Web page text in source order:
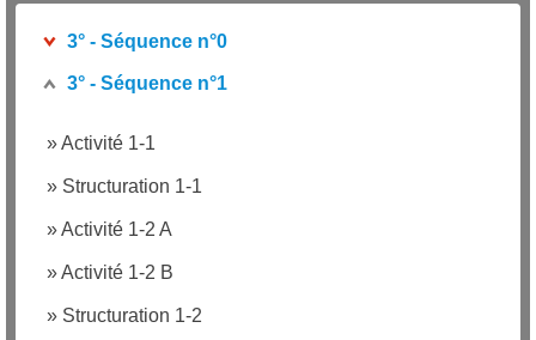
3° - Séquence n°0
3° - Séquence n°1
»Activité 1-1
» Structuration 1-1
»Activité 1-2 A
»Activité 1-2 B
» Structuration 1-2